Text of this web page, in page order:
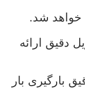
خواهد شد.
دقیق ارائه
بارگیری بار